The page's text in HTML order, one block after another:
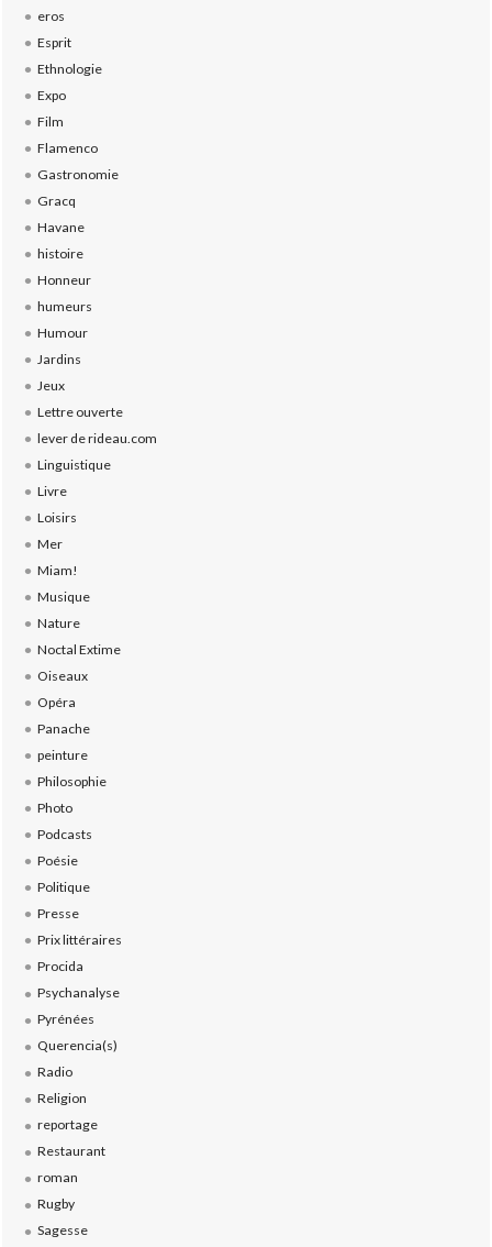
eros
Esprit
Ethnologie
Expo
Film
Flamenco
Gastronomie
Gracq
Havane
histoire
Honneur
humeurs
Humour
Jardins
Jeux
Lettre ouverte
lever de rideau.com
Linguistique
Livre
Loisirs
Mer
Miam!
Musique
Nature
Noctal Extime
Oiseaux
Opéra
Panache
peinture
Philosophie
Photo
Podcasts
Poésie
Politique
Presse
Prix littéraires
Procida
Psychanalyse
Pyrénées
Querencia(s)
Radio
Religion
reportage
Restaurant
roman
Rugby
Sagesse